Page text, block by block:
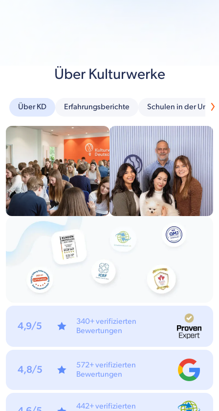
Über Kulturwerke
Über KD Erfahrungsberichte Schulen in der
4,9/5
340+ verifizierten
Bewertungen
4,8/5
572+ verifizierten
Bewertungen
442+ verifizierten